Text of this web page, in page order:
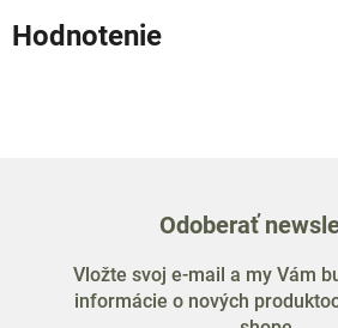
Hodnotenie
Odoberať
Vložte svoj e-mail a my Vám
informácie o nových